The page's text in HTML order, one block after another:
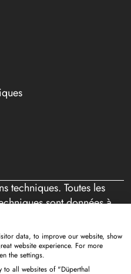
techniques. Toutes les
sont données à
et de fautes de
aux
14 BGB. Aucune vente
ce site Web et en
data, to improve our website, show
website experience. For more
the settings.
to all websites of "Düperthal